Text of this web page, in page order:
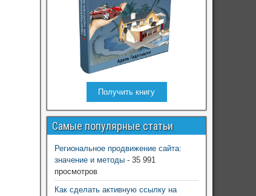
Получить книгу
Самые популярные статьи
Региональное продвижение сайта:
значение и методы - 35 991
просмотров
Как сделать активную ссылку на